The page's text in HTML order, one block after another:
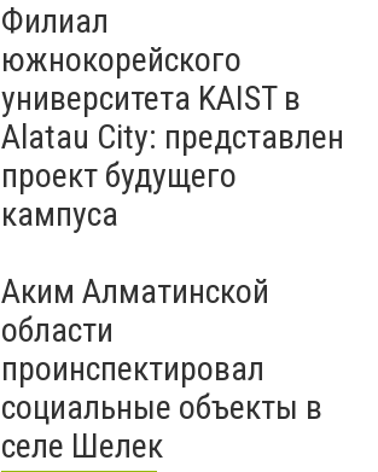
Филиал
южнокорейского
университета KAIST в
Alatau City: представлен
проект будущего
кампуса
Аким Алматинской
области
проинспектировал
социальные объекты в
селе Шелек